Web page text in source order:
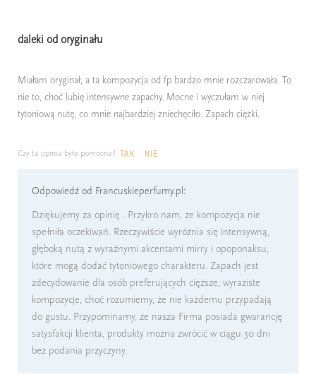
daleki od oryginału
Miałam oryginał, a ta kompozycja od fp bardzo mnie rozczarowała. To
nie to, choć lubię intensywne zapachy. Mocne i wyczułam w niej
tytoniową nutę, co mnie najbardziej zniechęciło. Zapach ciężki.
Czy ta opinia była pomocna? TAK NIE
Odpowiedź od Francuskieperfumy.pl:
Dziękujemy za opinię . Przykro nam, że kompozycja nie
spełniła oczekiwań. Rzeczywiście wyróżnia się intensywną,
głęboką nutą z wyraźnymi akcentami mirry i opoponaksu,
które mogą dodać tytoniowego charakteru. Zapach jest
zdecydowanie dla osób preferujących cięższe, wyraziste
kompozycje, choć rozumiemy, że nie każdemu przypadają
do gustu. Przypominamy, że nasza Firma posiada gwarancję
satysfakcji klienta, produkty można zwrócić w ciągu 30 dni
bez podania przyczyny.